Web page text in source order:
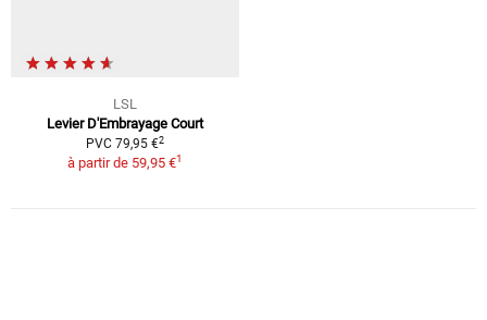
LSL
Levier D'Embrayage Court
PVC 79,95 €2
à partir de 59,95 €1